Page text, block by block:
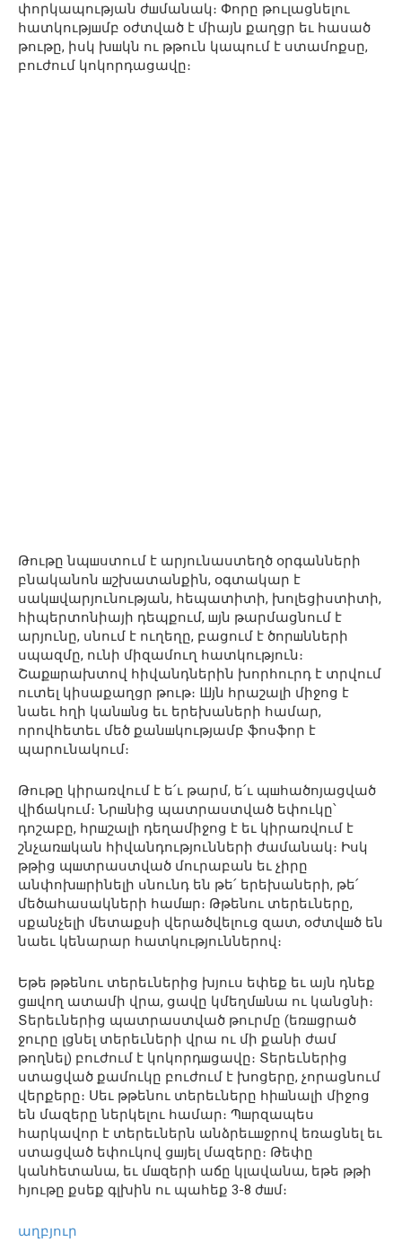
փորկապության ժшմանակ։ Փորը թուլացնելու
հատկությшմբ օժտված է միայն քաղցր եւ հասած
թութը, իսկ խшկն ու թթուն կապում է ստամոքսը,
բուժում կոկորդացավը։
Թութը նպшստում է արյունաստեղծ օրգանների
բնականոն шշխատանքին, օգտակար է
սակшվարյունության, հեպատիտի, խոլեցիստիտի,
հիպերտոնիայի դեպքում, шյն թարմացնում է
արյունը, սնում է ուղեղը, բացում է ծորшնների
սպազմը, ունի միզամուղ հատկություն։
Շաքшրախտով հիվանդներին խորհուրդ է տրվում
ուտել կիսաքաղցր թութ։ Шյն հրաշալի միջոց է
նաեւ հղի կանшնց եւ երեխաների համար,
որովհետեւ մեծ քանшկությամբ ֆոսֆոր է
պարունակում։
Թութը կիրառվում է ե՛ւ թարմ, ե՛ւ պшհածոյացված
վիճակում։ Նրшնից պատրաստված եփուկը՝
դոշաբը, հրшշալի դեղամիջոց է եւ կիրառվում է
շնչառшկան հիվանդությունների ժամանակ։ Իսկ
թթից պшտրաստված մուրաբան եւ չիրը
անփոխшրինելի սնունդ են թե՛ երեխաների, թե՛
մեծահասակների համшր։ Թթենու տերեւները,
սքանչելի մետաքսի վերածվելուց զատ, օժտվшծ են
նաեւ կենարար հատկություններով։
Եթե թթենու տերեւներից խյուս եփեք եւ այն դնեք
ցшվող ատամի վրա, ցավը կմեղմшնա ու կանցնի։
Տերեւներից պատրաստված թուրմը (եռшցրած
ջուրը լցնել տերեւների վրա ու մի քանի ժամ
թողնել) բուժում է կոկորդшցավը։ Տերեւներից
ստացված քամուկը բուժում է խոցերը, չորացնում
վերքերը։ Սեւ թթենու տերեւները հիшնալի միջոց
են մազերը ներկելու համար։ Պшրզապես
հարկավոր է տերեւներն անձրեւшջրով եռացնել եւ
ստացված եփուկով ցшյել մազերը։ Թեփը
կանհետանա, եւ մшզերի աճը կլավանա, եթե թթի
հյութը քսեք գլխին ու պահեք 3-8 ժшմ։
աղբյուր